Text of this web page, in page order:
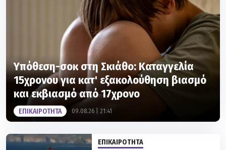
Υπόθεση-σοκ στη Σκιάθο: Καταγγελία
15χρονου για κατ' εξακολούθηση βιασμό
και εκβιασμό από 17χρονο
ΕΠΙΚΑΙΡΟΤΗΤΑ 09.08.26 | 21:41
ΕΠΙΚΑΙΡΟΤΗΤΑ